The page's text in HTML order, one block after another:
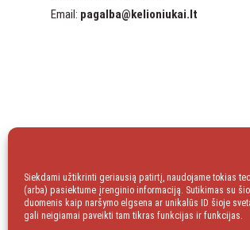
Siekdami užtikrinti geriausią patirtį, naudojame tokias
(arba) pasiektume įrenginio informaciją. Sutikimas su
duomenis kaip naršymo elgsena ar unikalūs ID šioje
gali neigiamai paveikti tam tikras funkcijas ir funkcijas.
Email: pagalba@kelioniukai.lt
facebookInstagram